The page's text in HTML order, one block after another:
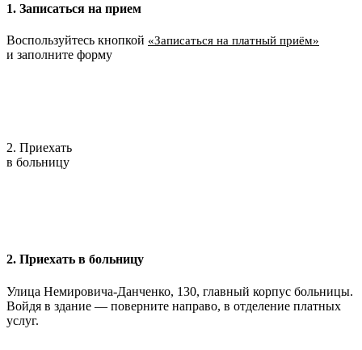
1. Записаться на прием
Воспользуйтесь кнопкой «Записаться на платный приём»
и заполните форму
2. Приехать
в больницу
2. Приехать в больницу
Улица Немировича-Данченко, 130, главный корпус больницы.
Войдя в здание — поверните направо, в отделение платных
услуг.